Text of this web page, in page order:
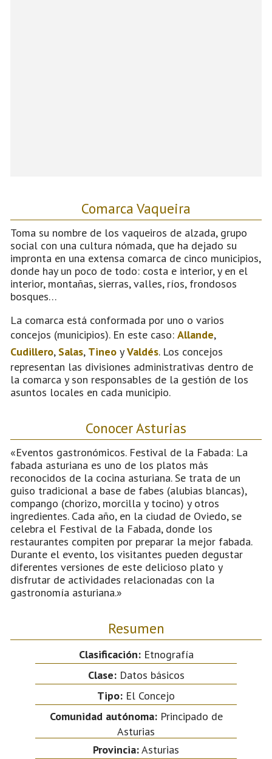
Comarca Vaqueira
Toma su nombre de los vaqueiros de alzada, grupo
social con una cultura nómada, que ha dejado su
impronta en una extensa comarca de cinco municipios,
donde hay un poco de todo: costa e interior, y en el
interior, montañas, sierras, valles, ríos, frondosos
bosques…
La comarca está conformada por uno o varios
concejos (municipios). En este caso: Allande,
Cudillero, Salas, Tineo yValdés. Los concejos
representan las divisiones administrativas dentro de
la comarca y son responsables de la gestión de los
asuntos locales en cada municipio.
Conocer Asturias
«Eventos gastronómicos. Festival de la Fabada: La
fabada asturiana es uno de los platos más
reconocidos de la cocina asturiana. Se trata de un
guiso tradicional a base de fabes (alubias blancas),
compango (chorizo, morcilla y tocino) y otros
ingredientes. Cada año, en la ciudad de Oviedo, se
celebra el Festival de la Fabada, donde los
restaurantes compiten por preparar la mejor fabada.
Durante el evento, los visitantes pueden degustar
diferentes versiones de este delicioso plato y
disfrutar de actividades relacionadas con la
gastronomía asturiana.»
Resumen
Clasificación:Etnografía
Clase:Datos básicos
Tipo: El Concejo
Comunidad autónoma:Principado de
Asturias
Provincia:Asturias